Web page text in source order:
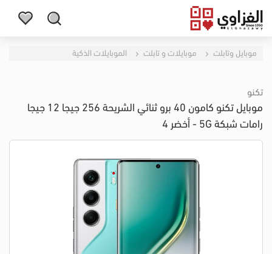
موبايل وتابلت موبايلات و تابلت الموبايلات الذكية
تكنو
موبايل تكنو كامون 40 برو ثنائي الشريحة 256 جيجا 12 جيجا
رامات شبكة 5G - أخضر 4